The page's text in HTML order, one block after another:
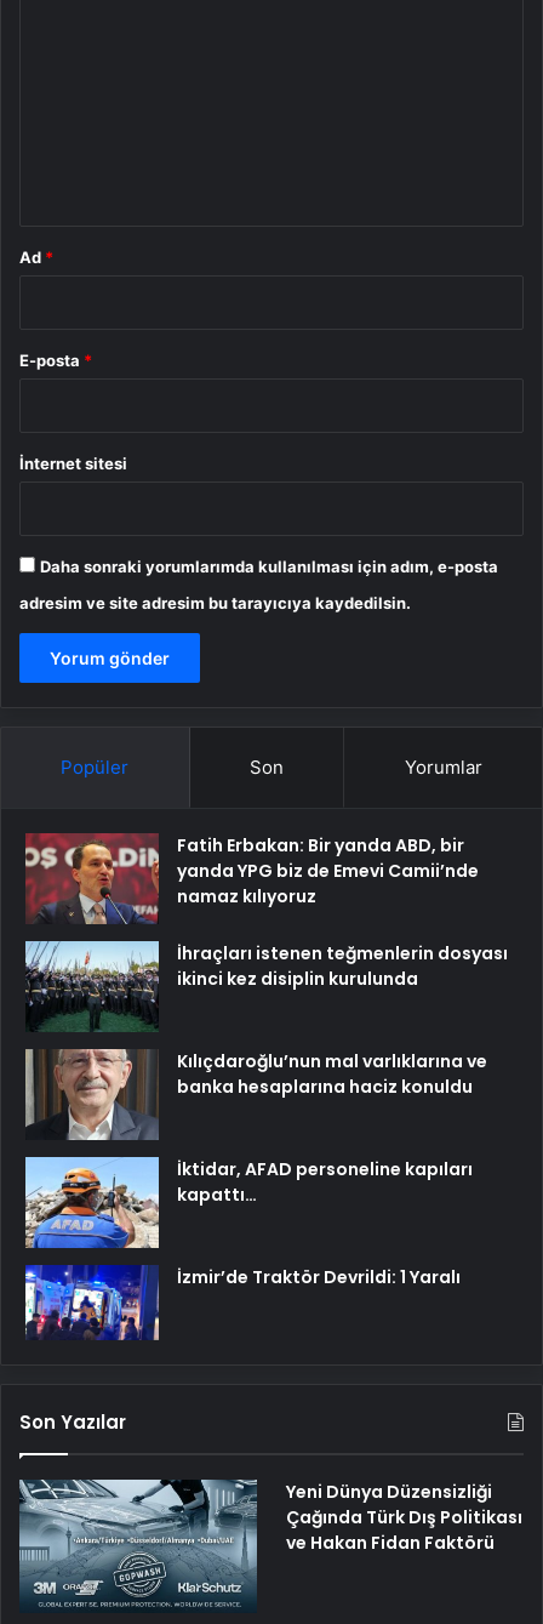
Ad *
E-posta *
İnternet sitesi
Daha sonraki yorumlarımda kullanılması için adım, e-posta
adresim ve site adresim bu tarayıcıya kaydedilsin.
Popüler Son Yorumlar
Fatih Erbakan: Bir yanda ABD, bir
yanda YPG biz de Emevi Camii’nde
namaz kılıyoruz
İhraçları istenen teğmenlerin dosyası
ikinci kez disiplin kurulunda
Kılıçdaroğlu’nun mal varlıklarına ve
banka hesaplarına haciz konuldu
İktidar, AFAD personeline kapıları
kapattı…
İzmir’de Traktör Devrildi: 1 Yaralı
Son Yazılar
Yeni Dünya Düzensizliği
Çağında Türk Dış Politikası
ve Hakan Fidan Faktörü